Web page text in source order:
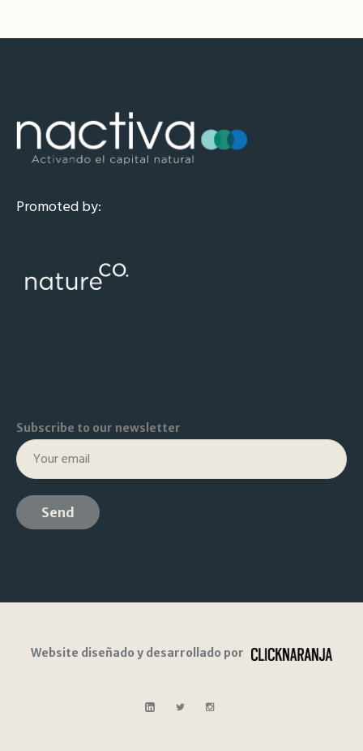
Promoted by:
Subscribe to our newsletter
Website diseñado y desarrollado por